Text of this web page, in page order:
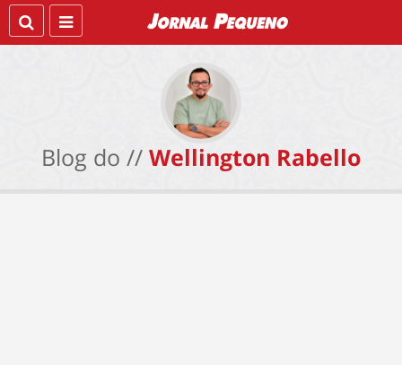
Blog do // Wellington Rabello